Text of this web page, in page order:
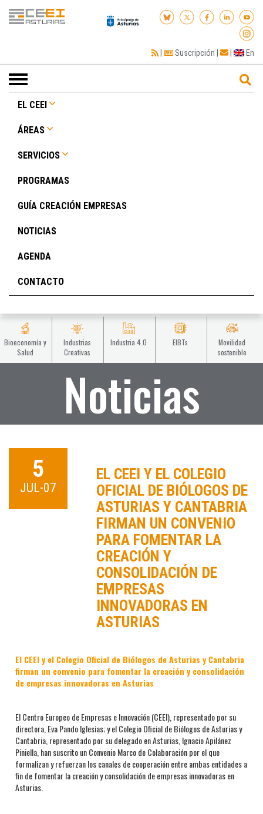
| Suscripción | | En
Toggle
navigation
EL CEEI
ÁREAS
SERVICIOS
PROGRAMAS
GUÍA CREACIÓN EMPRESAS
NOTICIAS
AGENDA
CONTACTO
Bioeconomía y
Salud
Industrias
Creativas
Industria 4.0 EIBTs
Movilidad
sostenible
Noticias
5
JUL-07
EL CEEI Y EL COLEGIO
OFICIAL DE BIÓLOGOS DE
ASTURIAS Y CANTABRIA
FIRMAN UN CONVENIO
PARA FOMENTAR LA
CREACIÓN Y
CONSOLIDACIÓN DE
EMPRESAS
INNOVADORAS EN
ASTURIAS
El CEEI y el Colegio Oficial de Biólogos de Asturias y Cantabria
firman un convenio para fomentar la creación y consolidación
de empresas innovadoras en Asturias
El Centro Europeo de Empresas e Innovación (CEEI), representado por su
directora, Eva Pando Iglesias; y el Colegio Oficial de Biólogos de Asturias y
Cantabria, representado por su delegado en Asturias, Ignacio Apilánez
Piniella, han suscrito un Convenio Marco de Colaboración por el que
formalizan y refuerzan los canales de cooperación entre ambas entidades a
fin de fomentar la creación y consolidación de empresas innovadoras en
Asturias.